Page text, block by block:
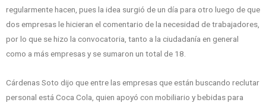
regularmente hacen, pues la idea surgió de un día para otro luego de que
dos empresas le hicieran el comentario de la necesidad de trabajadores,
por lo que se hizo la convocatoria, tanto a la ciudadanía en general
como a más empresas y se sumaron un total de 18.
Cárdenas Soto dijo que entre las empresas que están buscando reclutar
personal está Coca Cola, quien apoyó con mobiliario y bebidas para